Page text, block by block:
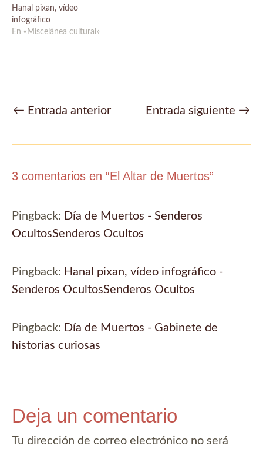
Hanal pixan, vídeo
infográfico
En «Miscelánea cultural»
Navegación
← Entrada anterior Entrada siguiente →
3 comentarios en “El Altar de Muertos”
Pingback: Día de Muertos - Senderos
OcultosSenderos Ocultos
Pingback: Hanal pixan, vídeo infográfico -
Senderos OcultosSenderos Ocultos
Pingback: Día de Muertos - Gabinete de
historias curiosas
Deja un comentario
Tu dirección de correo electrónico no será